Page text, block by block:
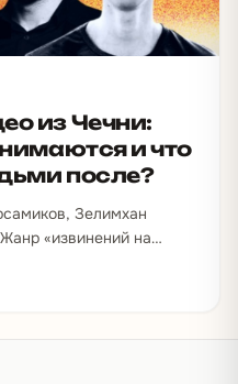
из Чечни:
и что
после?
Зелимхан
«извинений на
показать,…